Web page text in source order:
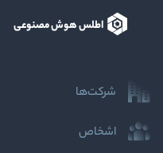
اطلس هوش مصنوعی
شرکت‌ها
اشخاص